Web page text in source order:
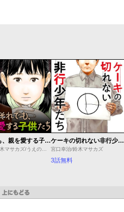
それでも、親を愛する子供たち ケーキの切れない非行少年たち
宮口幸治/鈴木マサカズ
3話無料